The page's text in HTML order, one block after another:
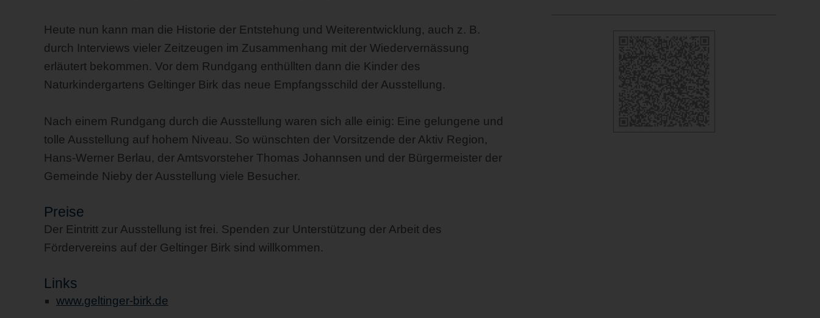
Heute nun kann man die Historie der Entstehung und Weiterentwicklung, auch z. B.
durch Interviews vieler Zeitzeugen im Zusammenhang mit der Wiedervernässung
erläutert bekommen. Vor dem Rundgang enthüllten dann die Kinder des
Naturkindergartens Geltinger Birk das neue Empfangsschild der Ausstellung.
Nach einem Rundgang durch die Ausstellung waren sich alle einig: Eine gelungene und
tolle Ausstellung auf hohem Niveau. So wünschten der Vorsitzende der Aktiv Region,
Hans-Werner Berlau, der Amtsvorsteher Thomas Johannsen und der Bürgermeister der
Gemeinde Nieby der Ausstellung viele Besucher.
Preise
Der Eintritt zur Ausstellung ist frei. Spenden zur Unterstützung der Arbeit des
Fördervereins auf der Geltinger Birk sind willkommen.
Links
www.geltinger-birk.de